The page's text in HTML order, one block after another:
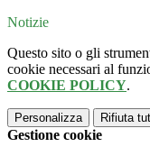
Notizie
Questo sito o gli
cookie necessari al
COOKIE POLICY.
Personalizza Rifiuta
Gestione cookie